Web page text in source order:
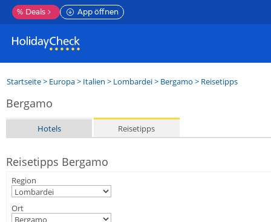
% Deals App öffnen
Startseite> Europa> Italien > Lombardei> Bergamo > Reisetipps
Bergamo
Hotels Reisetipps
Reisetipps Bergamo
Region
Ort